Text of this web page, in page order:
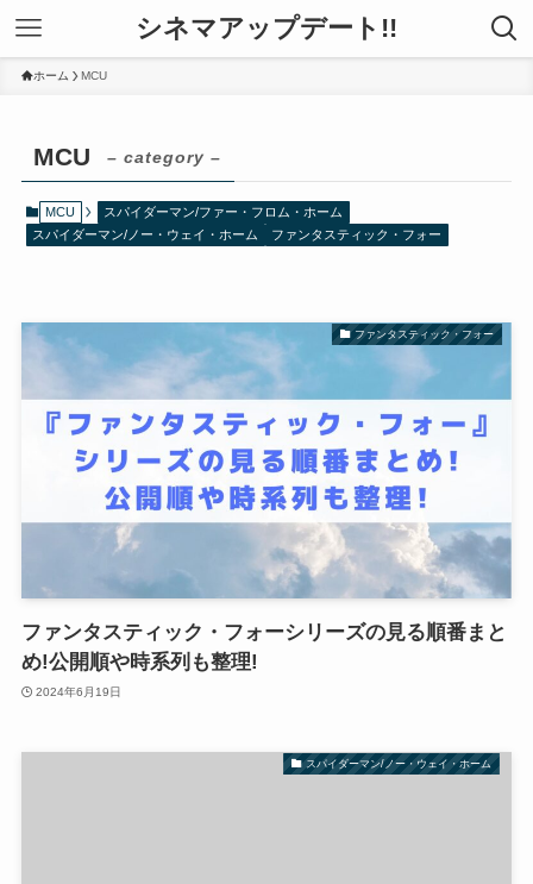
シネマアップデート!!
ホーム MCU
MCU – category –
MCU
スパイダーマン/ファー・フロム・ホーム
スパイダーマン/ノー・ウェイ・ホーム
ファンタスティック・フォー
ファンタスティック・フォー
ファンタスティック・フォーシリーズの見る順番まと
め!公開順や時系列も整理!
2024年6月19日
スパイダーマン/ノー・ウェイ・ホーム